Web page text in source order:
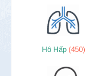
Hô Hấp (450)